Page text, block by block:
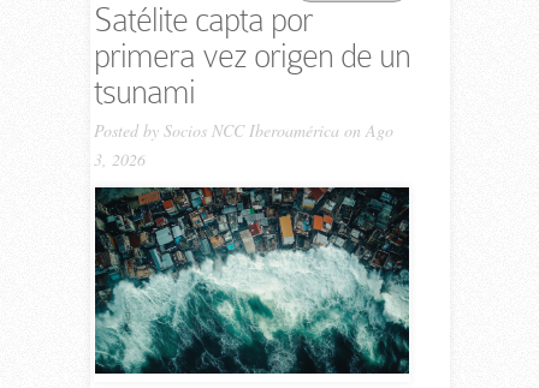
Satélite capta por
primera vez origen de un
tsunami
Posted by Socios NCC Iberoamérica on Ago
3, 2026